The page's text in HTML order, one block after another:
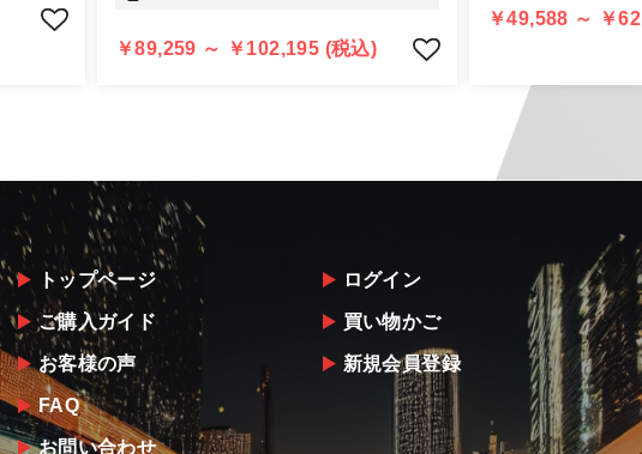
品をご用意出来ない場合はご返金とさせて頂きます。
らず、ご返金は銀行振込となりますことを予めご了承下さい。
￥89,259 ～ ￥102,195 (税込)
￥49,588 ～ ￥
トップページ
ご購入ガイド
お客様の声
FAQ
お問い合わせ
ログイン
買い物かご
新規会員登録